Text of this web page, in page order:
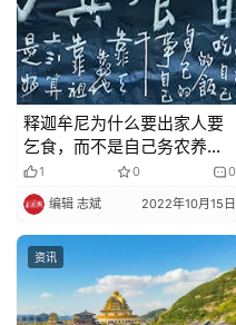
释迦牟尼为什么要出家人要
乞食，而不是自己务农养活
自己？
1 0 0
编辑 志斌 2022年10月15日
资讯